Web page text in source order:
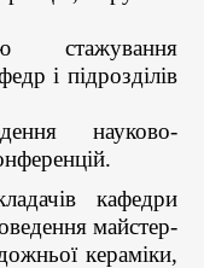
стажування
і підрозділів
науково-
кафедри
майстер-
кераміки,